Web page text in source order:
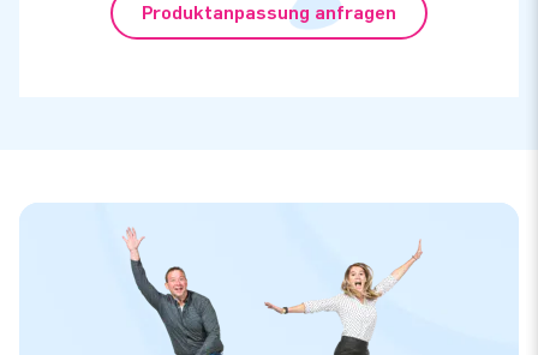
Produktanpassung anfragen